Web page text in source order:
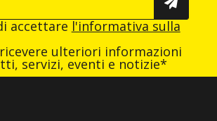
accettare l'informativa sulla
ulteriori informazioni
servizi, eventi e notizie*